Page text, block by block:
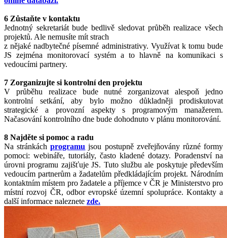
6 Zůstaňte v kontaktu
Jednotný sekretariát bude bedlivě sledovat průběh realizace všech
projektů. Ale nemusíte mít strach
z nějaké nadbytečné písemné administrativy. Využívat k tomu bude
JS zejména monitorovací systém a to hlavně na komunikaci s
vedoucími partnery.
7 Zorganizujte si kontrolní den projektu
V průběhu realizace bude nutné zorganizovat alespoň jedno
kontrolní setkání, aby bylo možno důkladněji prodiskutovat
strategické a provozní aspekty s programovým manažerem.
Načasování kontrolního dne bude dohodnuto v plánu monitorování.
8 Najděte si pomoc a radu
Na stránkáchprogramu jsou postupně zveřejňovány různé formy
pomoci: webináře, tutoriály, často kladené dotazy. Poradenství na
úrovni programu zajišťuje JS. Tuto službu ale poskytuje především
vedoucím partnerům a žadatelům předkládajícím projekt. Národním
kontaktním místem pro žadatele a příjemce v ČR je Ministerstvo pro
místní rozvoj ČR, odbor evropské územní spolupráce. Kontakty a
další informace naleznete zde.